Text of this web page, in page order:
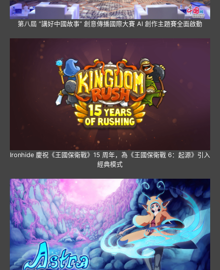
第八屆 “講好中國故事” 創意傳播國際大賽 AI 創作主題賽全面啟動
Ironhide 慶祝《王國保衛戰》15 周年，為《王國保衛戰 6：起源》引入
經典模式